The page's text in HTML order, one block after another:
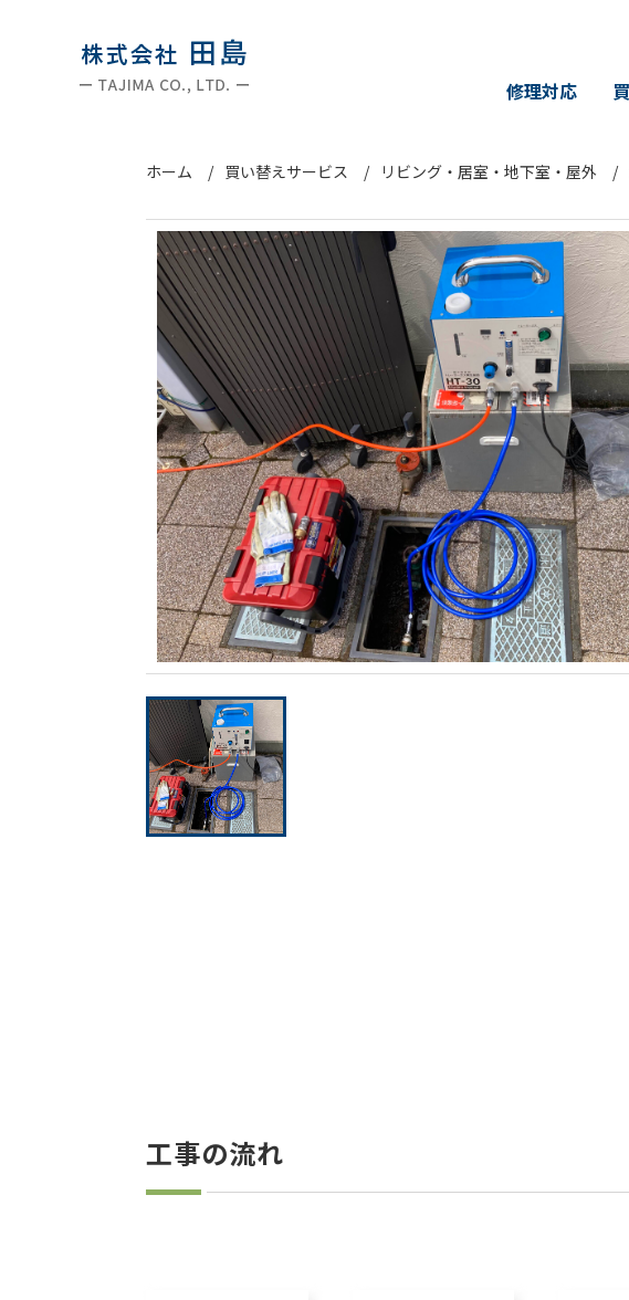
修理対応
ホーム 買い替えサービス リビング・居室・地下室・屋外
工事の流れ